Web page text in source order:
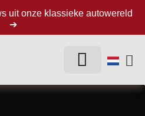
uit onze klassieke autowereld
➔